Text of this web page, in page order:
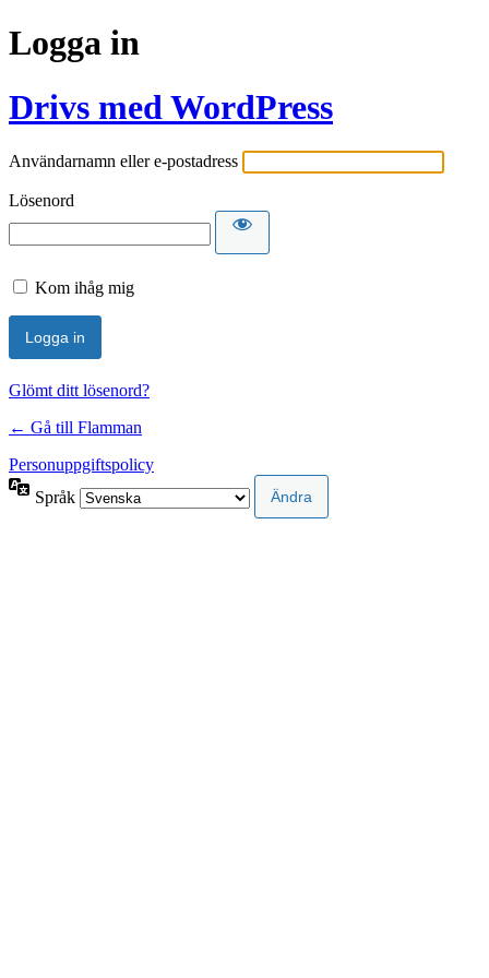
Logga in
Drivs med WordPress
Användarnamn eller e-postadress
Lösenord
Kom ihåg mig
Glömt ditt lösenord?
← Gå till Flamman
Personuppgiftspolicy
Språk